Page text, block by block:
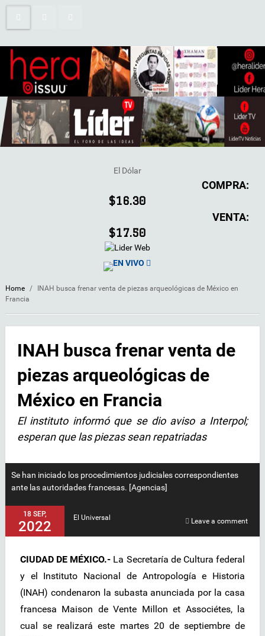
El Dólar
COMPRA:
$16.30
VENTA:
$17.50
EN VIVO
Home /
INAH busca frenar venta de piezas arqueológicas de México en
Francia
INAH busca frenar venta de
piezas arqueológicas de
México en Francia
El instituto informó que se dio aviso a Interpol;
esperan que las piezas sean repatriadas
Se han iniciado los procedimientos judiciales correspondientes
ante las autoridades francesas. [Agencias]
18 SEP,
2022
El Universal Leave a comment
CIUDAD DE MÉXICO.- La Secretaría de Cultura federal
y el Instituto Nacional de Antropología e Historia
(INAH) condenaron la subasta anunciada por la casa
francesa Maison de Vente Millon et Associétes, la
cual se realizará este martes 20 de septiembre de